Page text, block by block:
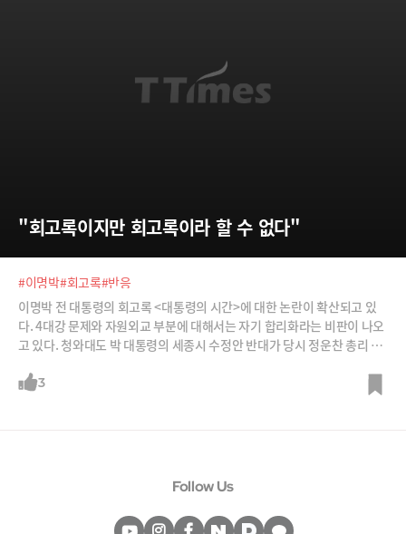
"회고록이지만 회고록이라 할 수 없다"
#이명박#회고록#반응
이명박 전 대통령의 회고록 <대통령의 시간>에 대한 논란이 확산되고 있
다. 4대강 문제와 자원외교 부분에 대해서는 자기 합리화라는 비판이 나오
고 있다. 청와대도 박 대통령의 세종시 수정안 반대가 당시 정운찬 총리 후
에 대한 다양한 반응들을 소개한다. /사진=뉴스1, 뉴시스, JTBC
3
Follow Us